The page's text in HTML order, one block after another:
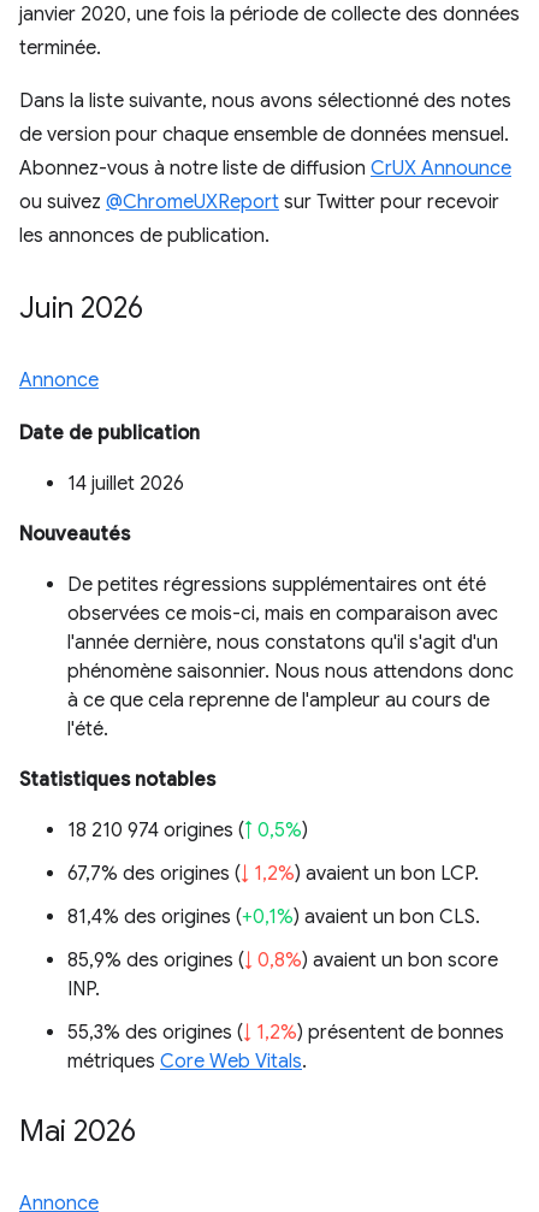
janvier 2020, une fois la période de collecte des données
terminée.
Dans la liste suivante, nous avons sélectionné des notes
de version pour chaque ensemble de données mensuel.
Abonnez-vous à notre liste de diffusion CrUX Announce
ou suivez @ChromeUXReport sur Twitter pour recevoir
les annonces de publication.
Juin 2026
Annonce
Date de publication
14 juillet 2026
Nouveautés
De petites régressions supplémentaires ont été
observées ce mois-ci, mais en comparaison avec
l'année dernière, nous constatons qu'il s'agit d'un
phénomène saisonnier. Nous nous attendons donc
à ce que cela reprenne de l'ampleur au cours de
l'été.
Statistiques notables
18 210 974 origines (↑ 0,5%)
67,7% des origines (↓ 1,2%) avaient un bon LCP.
81,4% des origines (+0,1%) avaient un bon CLS.
85,9% des origines (↓ 0,8%) avaient un bon score
INP.
55,3% des origines (↓ 1,2%) présentent de bonnes
métriques Core Web Vitals.
Mai 2026
Annonce